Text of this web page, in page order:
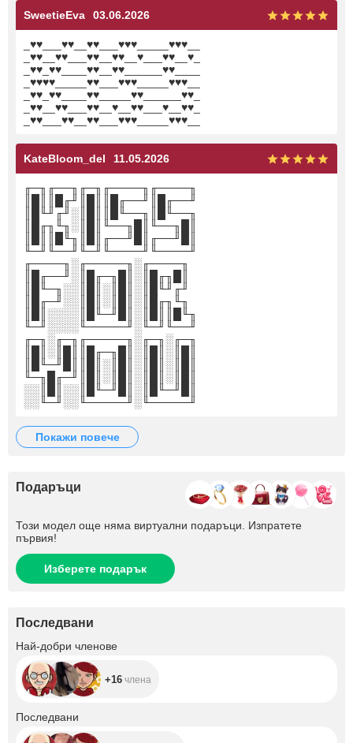
SweetieEva 03.06.2026
_♥♥___♥♥__♥♥___♥♥♥_____♥♥♥__
_♥♥__♥♥___♥♥__♥♥__♥___♥♥__♥_
_♥♥_♥♥____♥♥__♥♥______♥♥____
_♥♥♥♥_____♥♥___♥♥♥_____♥♥♥__
_♥♥_♥♥____♥♥_____♥♥______♥♥_
_♥♥__♥♥___♥♥__♥__♥♥___♥__♥♥_
_♥♥___♥♥__♥♥___♥♥♥_____♥♥♥__
KateBloom_del 11.05.2026
╓─╖╓──╖╓─╖╓────╖╓────╖
║█║║█╓╜║█║║█╓──╜║█╓──╜
║█╙╜╓╜░║█║║█╙──╖║█╙──╖
║█╓╖╙╖░║█║╙──╖█║╙──╖█║
║█║║█╙╖║█║╓──╜█║╓──╜█║
╙─╜╙──╜╙─╜╙────╜╙────╜
╓────╖░╓─────╖░╓────╖
║█╓──╜░║█╓─╖█║░║█╓╖█║
║█╙─╖░░║█║░║█║░║█╙╜╓╜
║█╓─╜░░║█║░║█║░║█╓╖╙╖
║█║░░░░║█╙─╜█║░║█║║█╙╖
╙─╜░░░░╙─────╜░╙─╜╙──╜
╓─╖░╓─╖╓─────╖░╓─╖░╓─╖
║█║░║█║║█╓─╖█║░║█║░║█║
║█╙─╜█║║█║░║█║░║█║░║█║
╙─╖█╓─╜║█║░║█║░║█║░║█║
░░║█║░░║█╙─╜█║░║█╙─╜█║
░░╙─╜░░╙─────╜░╙─────╜
покажи повече
Подаръци
Този модел още няма виртуални подаръци. Изпратете
първия!
Изберете подарък
Последвани
Най-добри членове
+16 члена
Последвани